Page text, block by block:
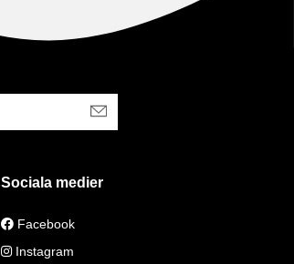
Sociala medier
Facebook
Instagram